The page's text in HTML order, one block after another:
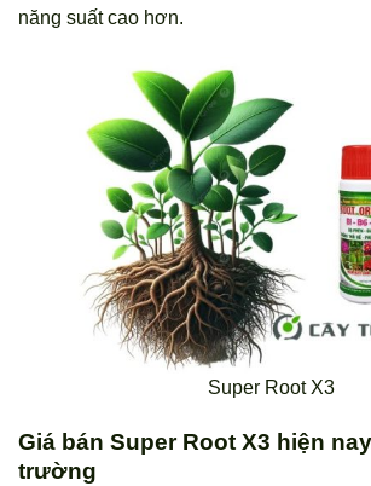
năng suất cao hơn.
Super Root X3
Giá bán Super Root X3 hiện
trường